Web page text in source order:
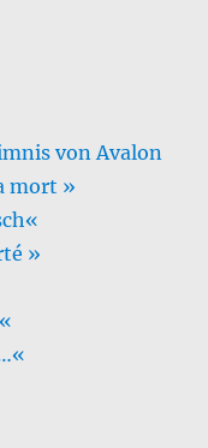
von Avalon
mort »
»